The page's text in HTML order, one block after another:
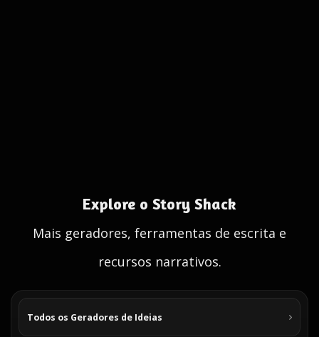
Explore o Story Shack
Mais geradores, ferramentas de escrita e
recursos narrativos.
Todos os Geradores de Ideias